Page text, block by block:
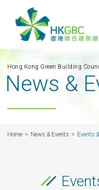
Hong Kong Green Building
News &
Home News & Events Events